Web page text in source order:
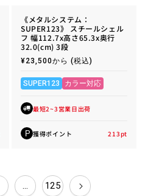
《メタルシステム：
SUPER123》 スチールシェル
フ 幅112.7x高さ65.3x奥行
32.0(cm) 3段
通
価
格
¥23,500から (税込)
SUPER123 カラー対応
最短2~3営業日出荷
P 獲得ポイント 213pt
… 125